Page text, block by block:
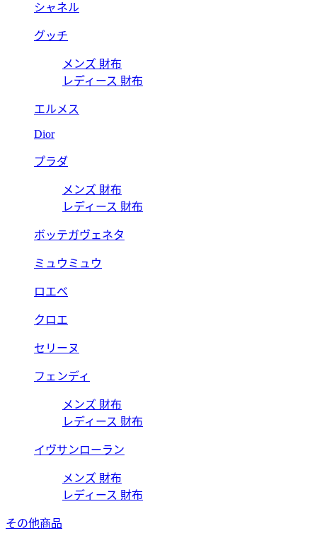
シャネル
グッチ
メンズ 財布
レディース 財布
エルメス
Dior
プラダ
メンズ 財布
レディース 財布
ボッテガヴェネタ
ミュウミュウ
ロエベ
クロエ
セリーヌ
フェンディ
メンズ 財布
レディース 財布
イヴサンローラン
メンズ 財布
レディース 財布
その他商品